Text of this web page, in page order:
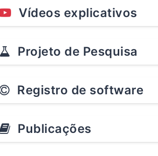
Vídeos explicativos
Projeto de Pesquisa
Registro de software
Publicações